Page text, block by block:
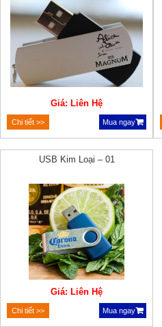
Giá: Liên Hệ
Chi tiết >> Mua ngay
USB Kim Loại – 01
Giá: Liên Hệ
Chi tiết >> Mua ngay